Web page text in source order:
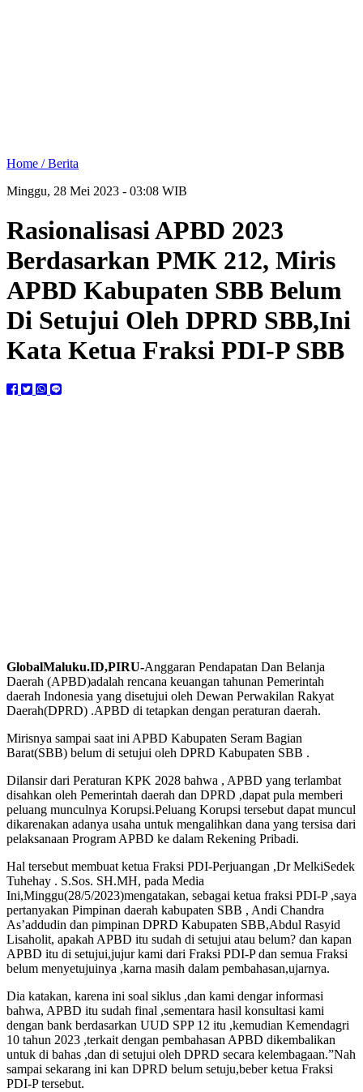
Home /Berita
Minggu, 28 Mei 2023 - 03:08 WIB
Rasionalisasi APBD 2023
Berdasarkan PMK 212, Miris
APBD Kabupaten SBB Belum
Di Setujui Oleh DPRD SBB,Ini
Kata Ketua Fraksi PDI-P SBB
GlobalMaluku.ID,PIRU-Anggaran Pendapatan Dan Belanja
Daerah (APBD)adalah rencana keuangan tahunan Pemerintah
daerah Indonesia yang disetujui oleh Dewan Perwakilan Rakyat
Daerah(DPRD) .APBD di tetapkan dengan peraturan daerah.
Mirisnya sampai saat ini APBD Kabupaten Seram Bagian
Barat(SBB) belum di setujui oleh DPRD Kabupaten SBB .
Dilansir dari Peraturan KPK 2028 bahwa , APBD yang terlambat
disahkan oleh Pemerintah daerah dan DPRD ,dapat pula memberi
peluang munculnya Korupsi.Peluang Korupsi tersebut dapat muncul
dikarenakan adanya usaha untuk mengalihkan dana yang tersisa dari
pelaksanaan Program APBD ke dalam Rekening Pribadi.
Hal tersebut membuat ketua Fraksi PDI-Perjuangan ,Dr MelkiSedek
Tuhehay . S.Sos. SH.MH, pada Media
Ini,Minggu(28/5/2023)mengatakan, sebagai ketua fraksi PDI-P ,saya
pertanyakan Pimpinan daerah kabupaten SBB , Andi Chandra
As’addudin dan pimpinan DPRD Kabupaten SBB,Abdul Rasyid
Lisaholit, apakah APBD itu sudah di setujui atau belum? dan kapan
APBD itu di setujui,jujur kami dari Fraksi PDI-P dan semua Fraksi
belum menyetujuinya ,karna masih dalam pembahasan,ujarnya.
Dia katakan, karena ini soal siklus ,dan kami dengar informasi
bahwa, APBD itu sudah final ,sementara hasil konsultasi kami
dengan bank berdasarkan UUD SPP 12 itu ,kemudian Kemendagri
10 tahun 2023 ,terkait dengan pembahasan APBD dikembalikan
untuk di bahas ,dan di setujui oleh DPRD secara kelembagaan.”Nah
sampai sekarang ini kan DPRD belum setuju,beber ketua Fraksi
PDI-P tersebut.